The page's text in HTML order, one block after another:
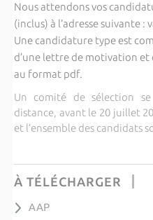
Nous attendons vos
(inclus) à l’adresse suivante
Une candidature type est
d’une lettre de motivation
au format pdf.
Un comité de sélection
distance, avant le 20 juillet
et l’ensemble des candidats
À TÉLÉCHARGER
AAP